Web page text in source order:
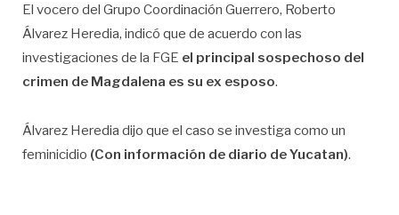
El vocero del Grupo Coordinación Guerrero, Roberto
Álvarez Heredia, indicó que de acuerdo con las
investigaciones de la FGE el principal sospechoso del
crimen de Magdalena es su ex esposo.
Álvarez Heredia dijo que el caso se investiga como un
feminicidio (Con información de diario de Yucatan).